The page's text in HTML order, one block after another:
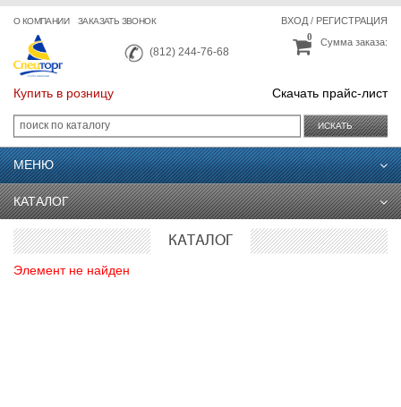
О КОМПАНИИ ЗАКАЗАТЬ ЗВОНОК
(812) 244-76-68
ВХОД/ РЕГИСТРАЦИЯ
Сумма заказа:
0
Купить в розницу Скачать прайс-лист
ИСКАТЬ
МЕНЮ
КАТАЛОГ
КАТАЛОГ
Элемент не найден